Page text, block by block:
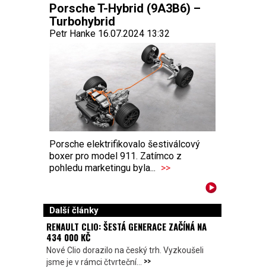
Porsche T-Hybrid (9A3B6) –
Turbohybrid
Petr Hanke 16.07.2024 13:32
Porsche elektrifikovalo šestiválcový
boxer pro model 911. Zatímco z
pohledu marketingu byla... >>
Další články
RENAULT CLIO: ŠESTÁ GENERACE ZAČÍNÁ NA
434 000 KČ
Nové Clio dorazilo na český trh. Vyzkoušeli
jsme je v rámci čtvrteční... >>